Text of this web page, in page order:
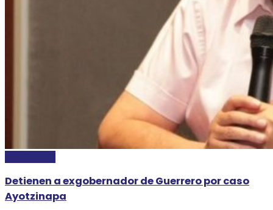
Detienen a exgobernador de Guerrero por caso
Ayotzinapa